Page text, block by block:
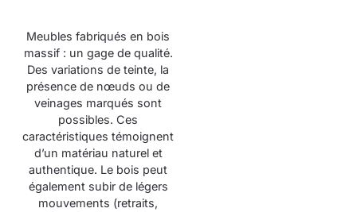
Meubles fabriqués en bois
massif : un gage de qualité.
Des variations de teinte, la
présence de nœuds ou de
veinages marqués sont
possibles. Ces
caractéristiques témoignent
d’un matériau naturel et
authentique. Le bois peut
également subir de légers
mouvements (retraits,